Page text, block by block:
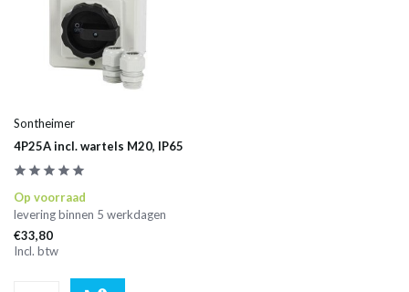
Sontheimer
4P25A incl. wartels M20, IP65
Op voorraad
levering binnen 5 werkdagen
€33,80
Incl. btw